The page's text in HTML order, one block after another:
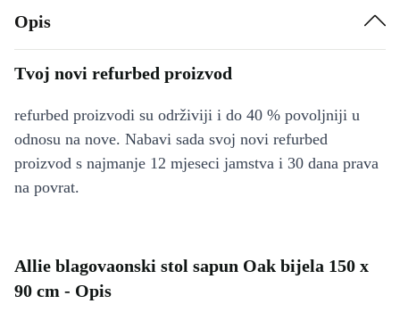
Opis
Tvoj novi refurbed proizvod
refurbed proizvodi su održiviji i do 40 % povoljniji u
odnosu na nove. Nabavi sada svoj novi refurbed
proizvod s najmanje 12 mjeseci jamstva i 30 dana prava
na povrat.
Allie blagovaonski stol sapun Oak bijela 150 x
90 cm - Opis